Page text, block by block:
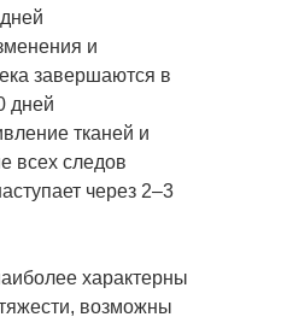
и
завершаются в
дней
тканей и
всех следов
через 2–3
характерны
возможны